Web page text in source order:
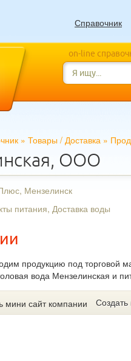
Справочник
on-line
» Товары / Доставка »
ООО
Мензелинск
питания, Доставка воды
продукцию под торговой
вода Мензелинская и